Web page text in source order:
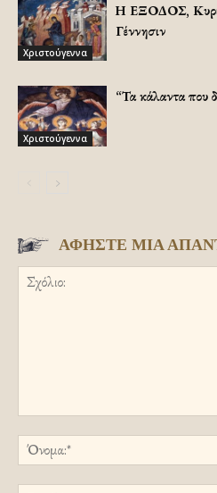
Χριστούγεννα
Η ΕΞΟΔΟΣ,
Γέννησιν
Χριστούγεννα
“Τα κάλαντα που
ΑΦΗΣΤΕ ΜΙΑ